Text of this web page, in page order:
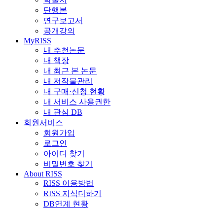
단행본
연구보고서
공개강의
MyRISS
내 추천논문
내 책장
내 최근 본 논문
내 저작물관리
내 구매·신청 현황
내 서비스 사용권한
내 관심 DB
회원서비스
회원가입
로그인
아이디 찾기
비밀번호 찾기
About RISS
RISS 이용방법
RISS 지식더하기
DB연계 현황